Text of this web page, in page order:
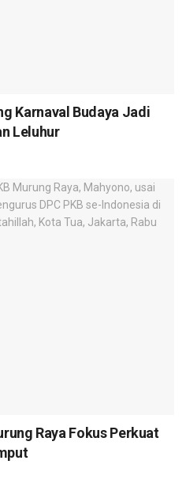
Karnaval Budaya Jadi
Leluhur
Raya Fokus Perkuat